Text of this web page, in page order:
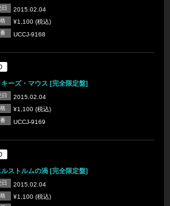
日 2015.02.04
¥1,100 (税込)
UCCJ-9168
キーズ・マウス [完全限定盤]
日 2015.02.04
¥1,100 (税込)
UCCJ-9169
ルストルムの渦 [完全限定盤]
日 2015.02.04
¥1,100 (税込)